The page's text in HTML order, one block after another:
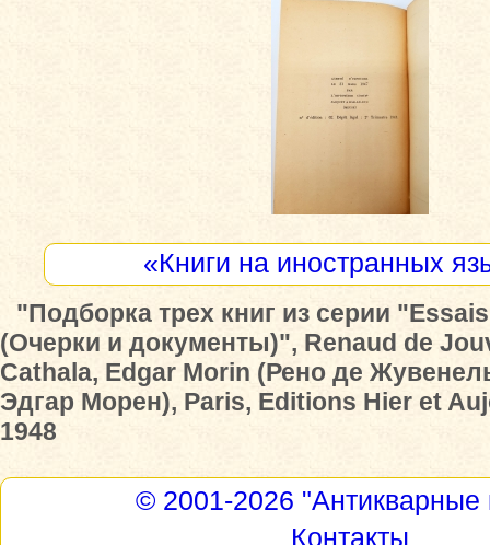
«Книги на иностранных
"Подборка трех книг из серии
(Очерки и документы)", Renaud de
Cathala, Edgar Morin (Рено де
Эдгар Морен), Paris, Editions Hier et
1948
© 2001-2026 "Антикварные
Контакты